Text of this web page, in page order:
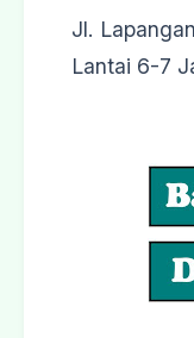
Jl.
Lantai 6-7